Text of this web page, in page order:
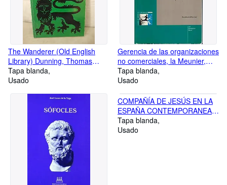
The Wanderer (Old English
Library) Dunning, Thomas
Patrick and Bliss, Alan J.
Tapa blanda
Usado
Gerencia de las organizaciones
no comerciales, la Meunier,
Baudouin.
Tapa blanda
Usado
COMPAÑÍA DE JESÚS EN LA
ESPAÑA CONTEMPORANEA,
LA (Tomo I -1868-1883)
Tapa blanda
Usado